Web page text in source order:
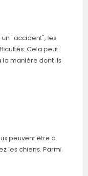
"accident", les
Cela peut
la manière dont ils
peuvent être à
les chiens. Parmi